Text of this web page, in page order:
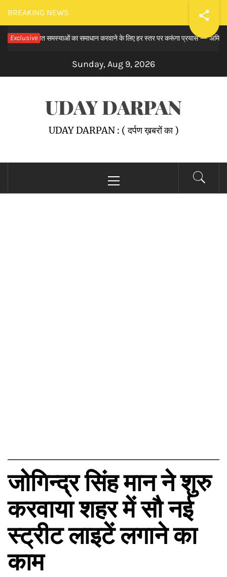
Skip
to
content
BREAKING NEWS
Exclusive
लंबित समस्याओं का समाधान करवाने के लिए हर स्तर पर करूंगा प्रयास — अमित तनेजा
Sunday, Aug 9, 2026
UDAY DARPAN
UDAY DARPAN : ( दर्पण ख़बरों का )
Menu
जोगिन्द्र सिंह मान ने शुरु
करवाया शहर में सौ नई
स्ट्रीट लाइटें लगाने का
काम